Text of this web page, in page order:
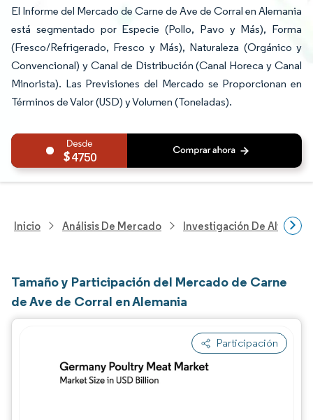
El Informe del Mercado de Carne de Ave de Corral en Alemania
está segmentado por Especie (Pollo, Pavo y Más), Forma
(Fresco/Refrigerado, Fresco y Más), Naturaleza (Orgánico y
Convencional) y Canal de Distribución (Canal Horeca y Canal
Minorista). Las Previsiones del Mercado se Proporcionan en
Términos de Valor (USD) y Volumen (Toneladas).
4750
Inicio Análisis De Mercado Investigación De
Tamaño y Participación del Mercado de Carne
de Ave de Corral en Alemania
Participación